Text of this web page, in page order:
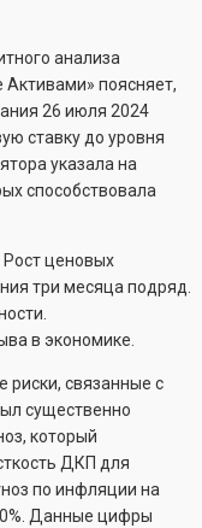
анализа
Активами» поясняет,
26 июля 2024
ставку до уровня
указала на
способствовала
ценовых
три месяца подряд.
в экономике.
связанные с
существенно
который
ДКП для
по инфляции на
Данные цифры